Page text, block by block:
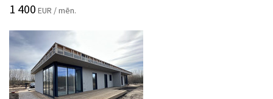
1 400 EUR / mēn.